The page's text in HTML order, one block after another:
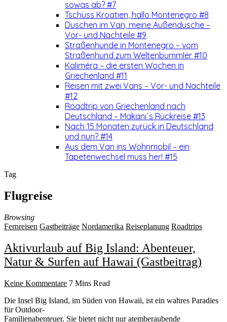
sowas ab? #7
Tschüss Kroatien, hallo Montenegro #8
Duschen im Van, meine Außendusche –
Vor- und Nachteile #9
Straßenhunde in Montenegro – vom
Straßenhund zum Weltenbummler #10
Kaliméra – die ersten Wochen in
Griechenland #11
Reisen mit zwei Vans – Vor- und Nachteile
#12
Roadtrip von Griechenland nach
Deutschland – Makani´s Rückreise #13
Nach 15 Monaten zurück in Deutschland
und nun? #14
Aus dem Van ins Wohnmobil – ein
Tapetenwechsel muss her! #15
Tag
Flugreise
Browsing
Fernreisen Gastbeiträge Nordamerika Reiseplanung Roadtrips
Aktivurlaub auf Big Island: Abenteuer,
Natur & Surfen auf Hawai (Gastbeitrag)
Keine Kommentare 7 Mins Read
Die Insel Big Island, im Süden von Hawaii, ist ein wahres Paradies
für Outdoor-
Familienabenteuer. Sie bietet nicht nur atemberaubende